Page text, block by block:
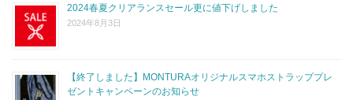
2024春夏クリアランスセール更に値下げしました
2024年8月3日
【終了しました】MONTURAオリジナルスマホストラッププレ
ゼントキャンペーンのお知らせ